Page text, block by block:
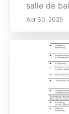
salle de
Apr 30, 2025